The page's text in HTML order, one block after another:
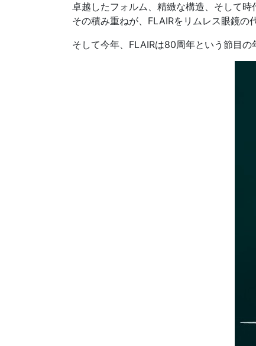
卓越したフォルム、精緻な構造、そして時
その積み重ねが、FLAIRをリムレス眼鏡の
そして今年、FLAIRは80周年という節目の